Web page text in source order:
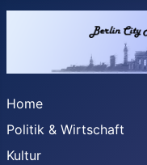
Home
Politik & Wirtschaft
Kultur